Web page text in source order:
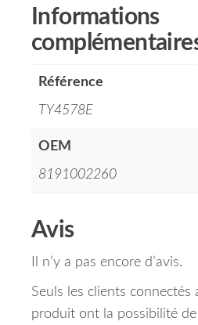
Informations
Référence
TY4578E
OEM
8191002260
Avis
Il n’y a pas encore d’avis.
Seuls les clients connectés
produit ont la possibilité de